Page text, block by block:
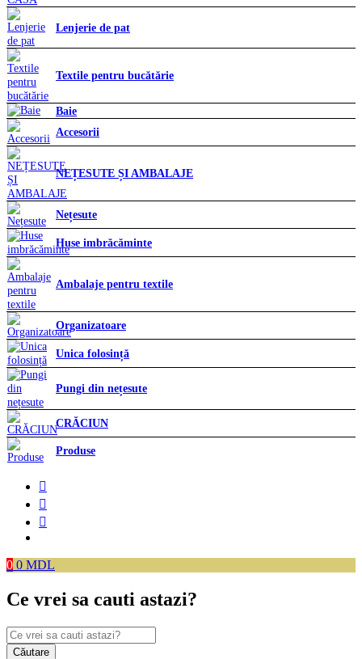
Lenjerie de pat
Textile pentru bucătărie
Baie
Accesorii
NEȚESUTE ȘI AMBALAJE
Nețesute
Huse imbrăcăminte
Ambalaje pentru textile
Organizatoare
Unica folosință
Pungi din nețesute
CRĂCIUN
Produse
0 0 MDL
Ce vrei sa cauti astazi?